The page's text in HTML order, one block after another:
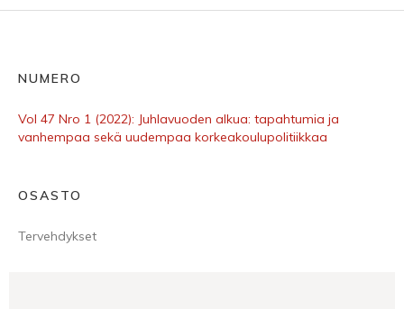
NUMERO
Vol 47 Nro 1 (2022): Juhlavuoden alkua: tapahtumia ja
vanhempaa sekä uudempaa korkeakoulupolitiikkaa
OSASTO
Tervehdykset